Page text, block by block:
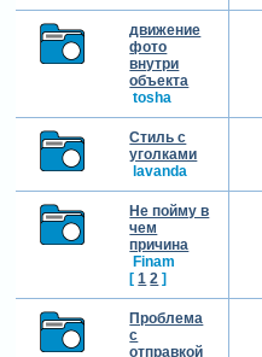
движение
фото
внутри
объекта
tosha
Стиль с
уголками
lavanda
Не пойму в
чем
причина
Finam
[ 1 2 ]
Проблема
с
отправкой